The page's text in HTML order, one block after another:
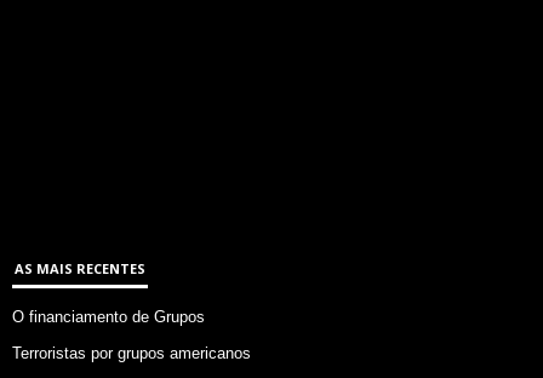
AS MAIS RECENTES
O financiamento de Grupos
Terroristas por grupos americanos